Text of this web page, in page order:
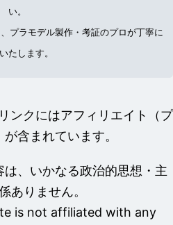
い。
プラモデル製作・考証のプロが丁寧に
たします。
ンクにはアフィリエイト（プ
含まれています。
、いかなる政治的思想・主
ありません。
is not affiliated with any